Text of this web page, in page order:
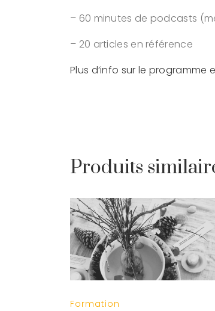
– 60 minutes de podcasts
– 20 articles en référence
Plus d’info sur le programme
Produits
Formation